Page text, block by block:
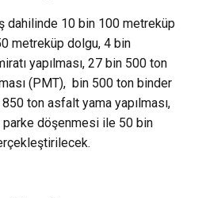
dahilinde 10 bin 100 metreküp
metreküp dolgu, 4 bin
yapılması, 27 bin 500 ton
(PMT), bin 500 ton binder
ton asfalt yama yapılması,
döşenmesi ile 50 bin